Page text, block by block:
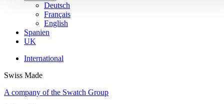
Deutsch
Français
English
Spanien
UK
International
Swiss Made
A company of the Swatch Group